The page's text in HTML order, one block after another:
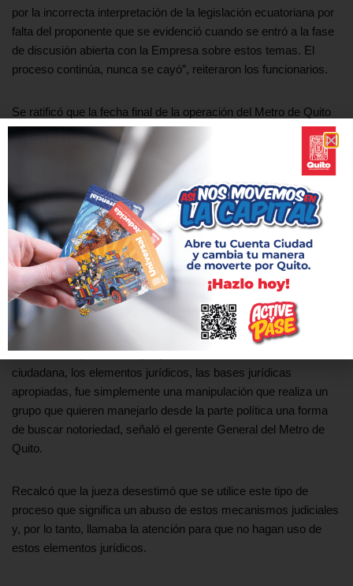
por la incorrecta interpretación de la legislación ecuatoriana por
falta del proponente que se evidenció cuando se entró a la fase
de discusión abierta con la Empresa sobre estos temas. El
proceso continúa, nunca se cayó”, reiteraron los funcionarios.
Se ratificó que la fecha final de la operación del Metro de Quito
no se verá afectada.
Manuel González gerente para América Latina de Iniciativa de
Transparencia Cost afirmó que “como observadores
internacionales hemos acompañado en cada etapa de este
proceso y seguiremos trabajando de la mano con la empresa
metropolitana de Metro de Quito hasta que entre en
operaciones”
Sobre acción de protección
La acción de protección que puso la finalizada veeduría
ciudadana, los elementos jurídicos, las bases jurídicas
apropiadas, fue simplemente una manipulación que realiza un
grupo que quieren manejarlo desde la parte política una forma
de buscar notoriedad, señaló el gerente General del Metro de
Quito.
Recalcó que la jueza desestimó que se utilice este tipo de
proceso que significa un abuso de estos mecanismos judiciales
y, por lo tanto, llamaba la atención para que no hagan uso de
estos elementos jurídicos.